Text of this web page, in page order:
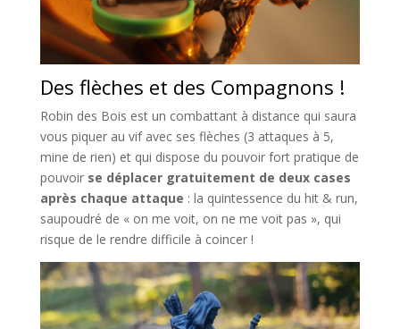
Des flèches et des Compagnons !
Robin des Bois est un combattant à distance qui saura
vous piquer au vif avec ses flèches (3 attaques à 5,
mine de rien) et qui dispose du pouvoir fort pratique de
pouvoir se déplacer gratuitement de deux cases
après chaque attaque : la quintessence du hit & run,
saupoudré de « on me voit, on ne me voit pas », qui
risque de le rendre difficile à coincer !